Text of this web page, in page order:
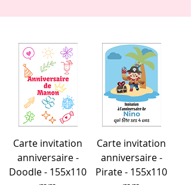
Carte invitation
anniversaire -
Doodle - 155x110
Carte invitation
anniversaire -
Pirate - 155x110